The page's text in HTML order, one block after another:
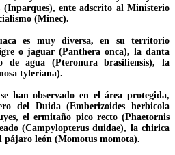
ente adscrito al Ministerio
(Minec).
es muy diversa, en su territorio
o jaguar (Panthera onca), la danta
de agua (Pteronura brasiliensis), la
tyleriana).
han observado en el área protegida,
del Duida (Emberizoides herbicola
el ermitaño pico recto (Phaetornis
(Campylopterus duidae), la chirica
pájaro león (Momotus momota).